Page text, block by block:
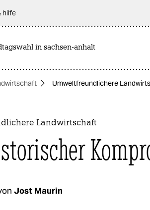
hilfe
in sachsen-anhalt
Umweltfreundlichere
Landwirtschaft
Jost Maurin